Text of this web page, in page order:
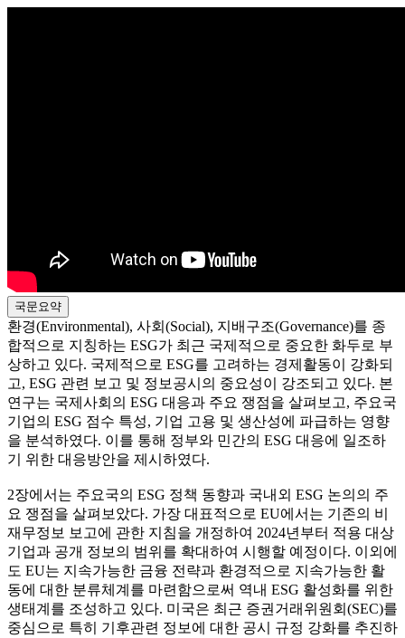
국문요약
환경(Environmental), 사회(Social), 지배구조(Governance)를 종
합적으로 지칭하는 ESG가 최근 국제적으로 중요한 화두로 부
상하고 있다. 국제적으로 ESG를 고려하는 경제활동이 강화되
고, ESG 관련 보고 및 정보공시의 중요성이 강조되고 있다. 본
연구는 국제사회의 ESG 대응과 주요 쟁점을 살펴보고, 주요국
기업의 ESG 점수 특성, 기업 고용 및 생산성에 파급하는 영향
을 분석하였다. 이를 통해 정부와 민간의 ESG 대응에 일조하
기 위한 대응방안을 제시하였다.
2장에서는 주요국의 ESG 정책 동향과 국내외 ESG 논의의 주
요 쟁점을 살펴보았다. 가장 대표적으로 EU에서는 기존의 비
재무정보 보고에 관한 지침을 개정하여 2024년부터 적용 대상
기업과 공개 정보의 범위를 확대하여 시행할 예정이다. 이외에
도 EU는 지속가능한 금융 전략과 환경적으로 지속가능한 활
동에 대한 분류체계를 마련함으로써 역내 ESG 활성화를 위한
생태계를 조성하고 있다. 미국은 최근 증권거래위원회(SEC)를
중심으로 특히 기후관련 정보에 대한 공시 규정 강화를 추진하